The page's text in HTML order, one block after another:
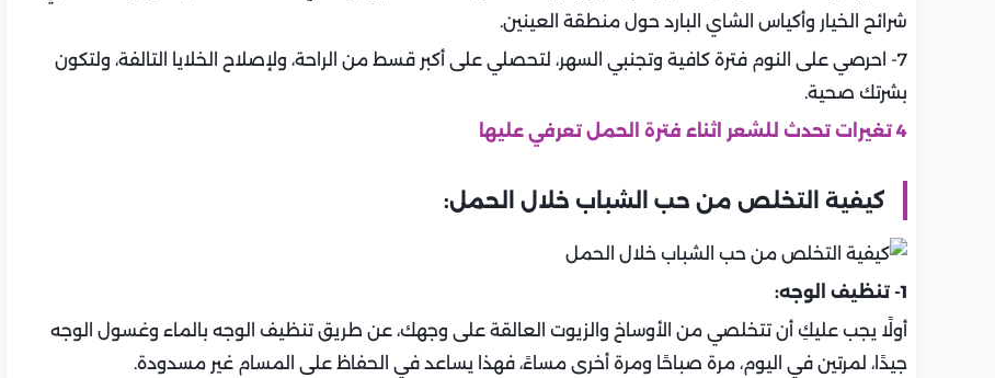
شرائح الخيار وأكياس الشاي البارد حول منطقة العينين.
7- احرصي على النوم فترة كافية وتجنبي السهر، لتحصلي على أكبر قسط من الراحة، ولإصلاح الخلايا التالفة، ولتكون
بشرتك صحية.
4 تغيرات تحدث للشعر اثناء فترة الحمل تعرفي عليها
كيفية التخلص من حب الشباب خلال الحمل:
1- تنظيف الوجه:
أولًا يجب عليكِ أن تتخلصي من الأوساخ والزيوت العالقة على وجهك، عن طريق تنظيف الوجه بالماء وغسول الوجه
جيدًا، لمرتين في اليوم، مرة صباحًا ومرة أخرى مساءً، فهذا يساعد في الحفاظ على المسام غير مسدودة.